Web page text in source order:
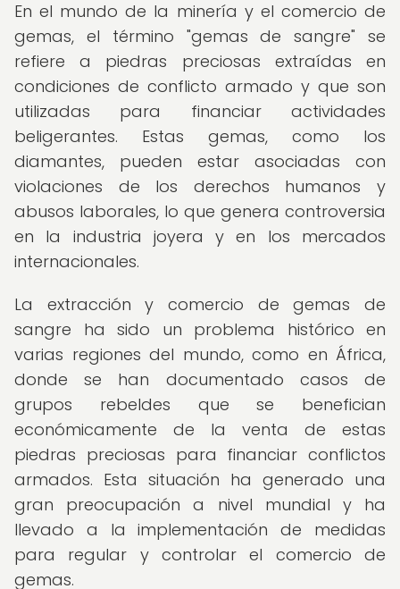
En el mundo de la minería y el comercio de
gemas, el término "gemas de sangre" se
refiere a piedras preciosas extraídas en
condiciones de conflicto armado y que son
utilizadas para financiar actividades
beligerantes. Estas gemas, como los
diamantes, pueden estar asociadas con
violaciones de los derechos humanos y
abusos laborales, lo que genera controversia
en la industria joyera y en los mercados
internacionales.
La extracción y comercio de gemas de
sangre ha sido un problema histórico en
varias regiones del mundo, como en África,
donde se han documentado casos de
grupos rebeldes que se benefician
económicamente de la venta de estas
piedras preciosas para financiar conflictos
armados. Esta situación ha generado una
gran preocupación a nivel mundial y ha
llevado a la implementación de medidas
para regular y controlar el comercio de
gemas.